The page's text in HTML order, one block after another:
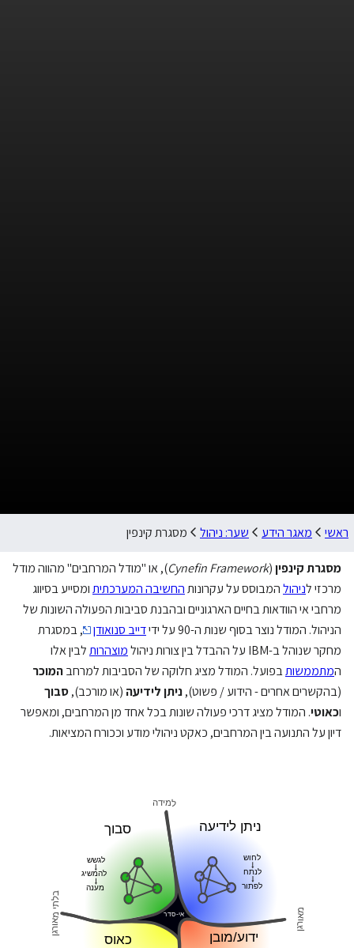
ראשי מאגר הידע שער: ניהול מסגרת קינפין
מסגרת קינפין(
Cynefin Framework), או "מודל המרחבים" מהווה מודל
מרכזי לניהולהמבוסס על עקרונותהחשיבה המערכתיתומסייע בסיווג
מרחבי אי הוודאות בחיים הארגוניים ובהבנת סביבות הפעולה השונות של
הניהול. המודל נוצר בסוף שנות ה-90 על ידי
דייב סנואודן
, במסגרת
מחקר שנוהל ב-IBM על ההבדל בין צורות ניהול
מוצהרותלבין אלו
המתממשותבפועל. המודל מציג חלוקה של הסביבות למרחבהמוכר
(בהקשרים אחרים - הידוע / פשוט),ניתן לידיעה (או מורכב),סבוך
וכאוטי. המודל מציג דרכי פעולה שונות בכל אחד מן המרחבים, ומאפשר
דיון על התנועה בין המרחבים, כאקט ניהולי מודע וככורח המציאות.
ידוע/מובן
ניתן לידיעה
לחוש
לנתח
לפתור
אי-סדר
סבוך
כאוס
בלתי מאורגן
למידה
מאורגן
מענה
לגשש
להמשיג